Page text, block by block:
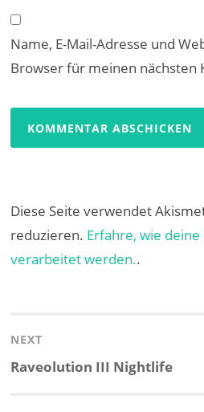
Name, E-Mail-Adresse und
Browser für meinen nächsten
Diese Seite verwendet
reduzieren. Erfahre, wie
verarbeitet werden..
NEXT
Next
Raveolution III Nightlife